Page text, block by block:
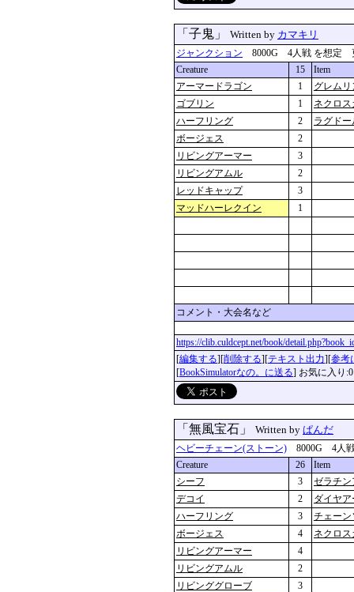
「子鬼」 Written by カマキリ
ジャンクション 8000G 4人戦 を想定 更
Creature
15
Item
アーマードラゴン
1
グレム
ゴブリン
1
ネクロ
ハーフリング
2
ラグドー
ボージェス
2
リビングアーマー
3
リビングアムル
2
レッドキャップ
3
マッドハーレクイン
1
コメント・大会名など
https://clib.culdcept.net/book/
[編集する][削除する][テキスト出力][参考
[BookSimulatorなの。に送る] お気に入り:0
「無風宝石」 Written by ぱんだ
ヘビーチェーン(ストーン) 8000G 4人戦
Creature
26
Item
シーフ
3
ゼラチン
デコイ
2
ダイヤ
ハーフリング
3
チェーン
ボージェス
4
ネクロ
リビングアーマー
4
リビングアムル
2
リビンググローブ
3